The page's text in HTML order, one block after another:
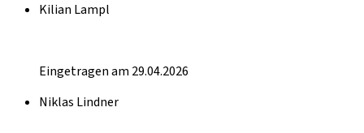
Kilian Lampl
Eingetragen am 29.04.2026
Niklas Lindner